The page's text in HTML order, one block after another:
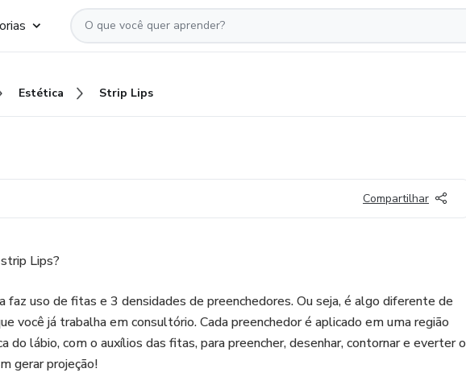
Estética Strip Lips
Compartilhar
Lips?
faz uso de fitas e 3 densidades de preenchedores. Ou seja, é algo diferente de
você já trabalha em consultório. Cada preenchedor é aplicado em uma região
do lábio, com o auxílios das fitas, para preencher, desenhar, contornar e everter o
gerar projeção!